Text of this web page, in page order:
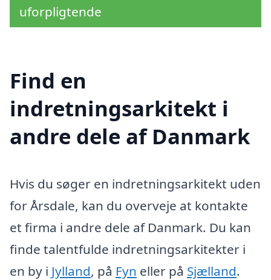
uforpligtende
Find en
indretningsarkitekt i
andre dele af Danmark
Hvis du søger en indretningsarkitekt uden
for Årsdale, kan du overveje at kontakte
et firma i andre dele af Danmark. Du kan
finde talentfulde indretningsarkitekter i
en by i Jylland, på Fyn eller på Sjælland.